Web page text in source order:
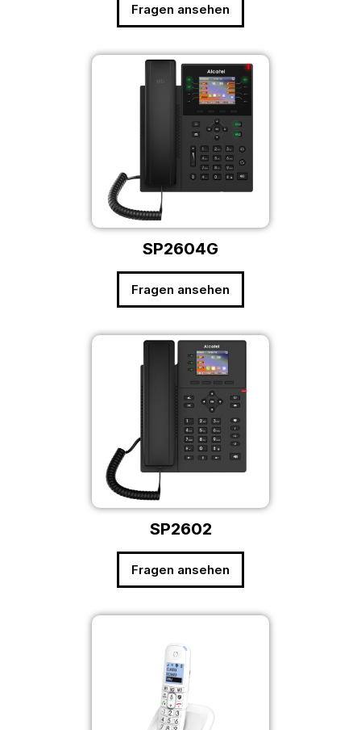
Fragen ansehen
SP2604G
Fragen ansehen
SP2602
Fragen ansehen